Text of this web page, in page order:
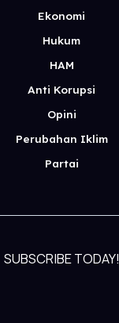
Ekonomi
Hukum
HAM
Anti Korupsi
Opini
Perubahan Iklim
Partai
SUBSCRIBE TODAY!